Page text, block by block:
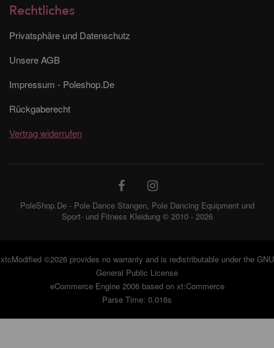
Rechtliches
Privatsphäre und Datenschutz
Unsere AGB
Impressum - Poleshop.De
Rückgaberecht
Vertrag widerrufen
PoleShop.De - Pole Dance Stangen, Pole Dancing Equipment und
Sport- und Fitness Kleidung © 2010 - 2026
xtcModified©2026 provides no warranty and is redistributable under the GNU
General Public License
eCommerce Engine 2006 based on xt:Commerce
Parse Time: 0.016s